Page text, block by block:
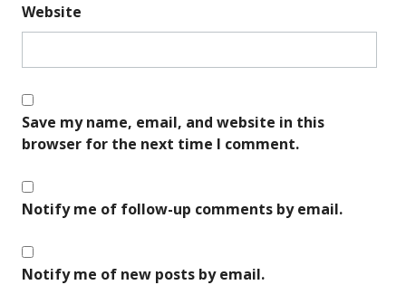
Website
Save my name, email, and website in this
browser for the next time I comment.
Notify me of follow-up comments by email.
Notify me of new posts by email.